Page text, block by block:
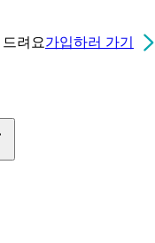
드려요가입하러 가기